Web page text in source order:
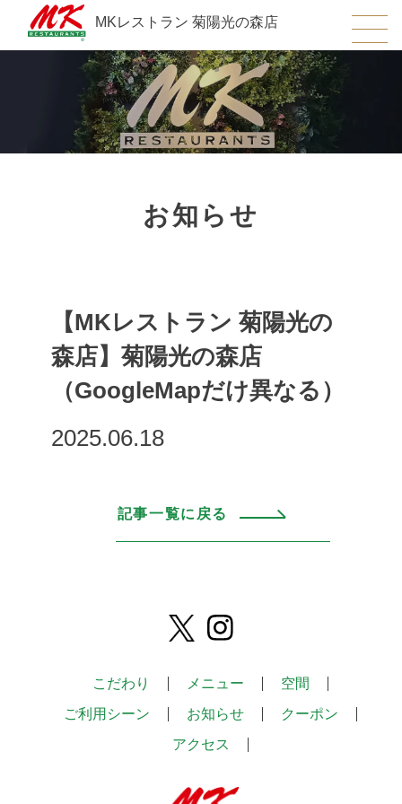
MKレストラン 菊陽光の森店
お知らせ
【MKレストラン 菊陽光の
森店】菊陽光の森店
（GoogleMapだけ異なる）
2025.06.18
記事一覧に戻る
こだわり メニュー
空間
ご利用シーン
お知らせ
クーポン
アクセス